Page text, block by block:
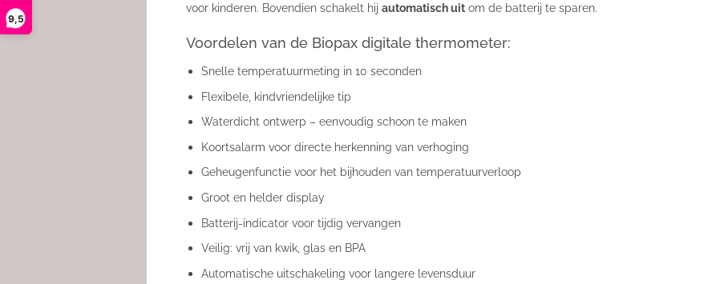
9,5
voor kinderen. Bovendien schakelt hij automatisch uitom de batterij te sparen.
Voordelen van de Biopax digitale thermometer:
Snelle temperatuurmeting in 10 seconden
Flexibele, kindvriendelijke tip
Waterdicht ontwerp – eenvoudig schoon te maken
Koortsalarm voor directe herkenning van verhoging
Geheugenfunctie voor het bijhouden van temperatuurverloop
Groot en helder display
Batterij-indicator voor tijdig vervangen
Veilig: vrij van kwik, glas en BPA
Automatische uitschakeling voor langere levensduur